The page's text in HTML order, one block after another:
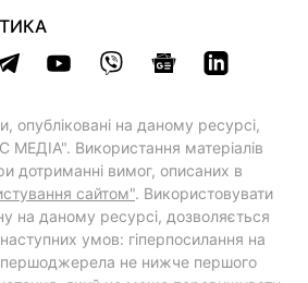
опубліковані на даному ресурсі,
Використання матеріалів
дотриманні вимог, описаних в
сайтом". Використовувати
на даному ресурсі, дозволяється
умов: гіперпосилання на
першоджерела не нижче першого